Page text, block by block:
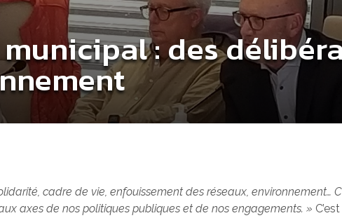
: des
cadre de vie, enfouissement des réseaux, environnement…
axes de nos politiques publiques et de nos engagements. »